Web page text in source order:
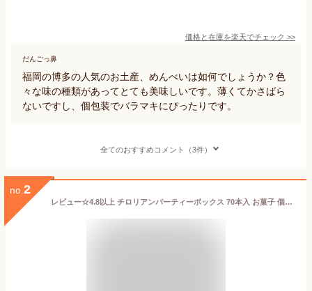
価格と在庫を楽天でチェック >>
だんごっ鼻
福岡の博多の人気のお土産、めんべいは如何でしょうか？色
々な味の種類があってとても美味しいです。薄くてかさばら
ないですし、個包装でバラマキにぴったりです。
全てのおすすめコメント（3件）
no. 2
レビュー☆4.8以上 チロリアンパーティーボックス 70本入 お菓子 個包装 大容量 小分け クッキー スイーツ ギフト ばらまき お祝い お礼 職場 お土産 手土産 差し入れ 退職 お世話になりました 誕生日 焼き菓子 お取り寄せ 福岡 有名 大人気